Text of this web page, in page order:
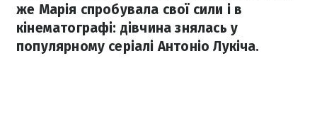
же Марія спробувала свої сили і в
кінематографі: дівчина знялась у
популярному серіалі Антоніо Лукіча.